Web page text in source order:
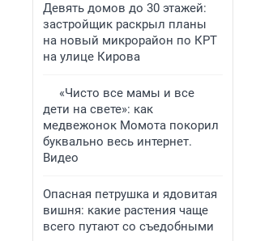
Девять домов до 30 этажей:
застройщик раскрыл планы
на новый микрорайон по КРТ
на улице Кирова
«Чисто все мамы и все
дети на свете»: как
медвежонок Момота покорил
буквально весь интернет.
Видео
Опасная петрушка и ядовитая
вишня: какие растения чаще
всего путают со съедобными